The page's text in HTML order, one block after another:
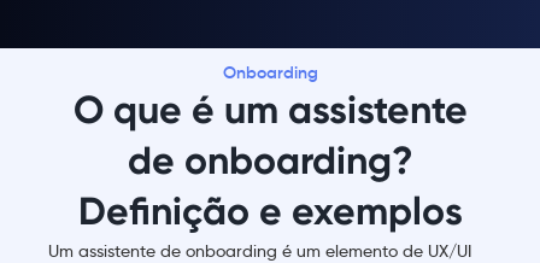
Onboarding
O que é um assistente
de onboarding?
Definição e exemplos
Um assistente de onboarding é um elemento de UX/UI